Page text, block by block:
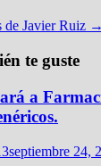
de Javier Ruiz →
te guste
a
septiembre 24,